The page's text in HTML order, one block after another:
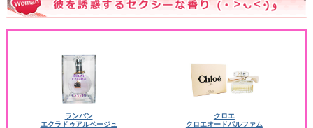
ランバン
エクラドゥアルページュ
クロエ
クロエオードパルファム